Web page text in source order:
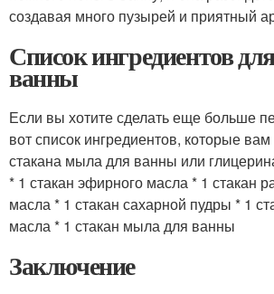
создавая много пузырей и приятный
Список ингредиентов
ванны
Если вы хотите сделать еще больше
вот список ингредиентов, которые
стакана мыла для ванны или
* 1 стакан эфирного масла * 1 стакан
масла * 1 стакан сахарной пудры * 1
масла * 1 стакан мыла для ванны
Заключение